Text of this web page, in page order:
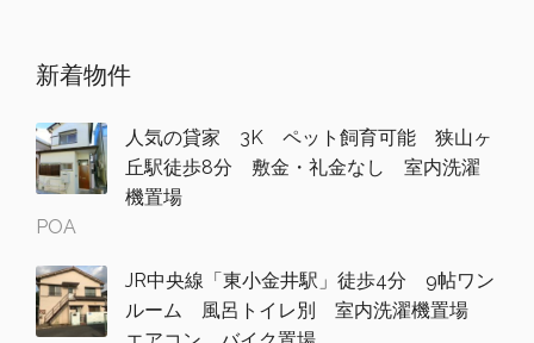
新着物件
人気の貸家 3K ペット飼育可能 狭山ヶ
丘駅徒歩8分 敷金・礼金なし 室内洗濯
機置場
POA
JR中央線「東小金井駅」徒歩4分 9帖ワン
ルーム 風呂トイレ別 室内洗濯機置場